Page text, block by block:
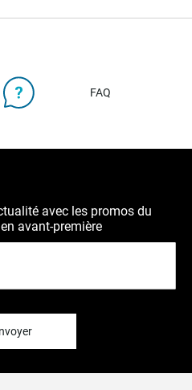
FAQ
avec les promos du
avant-première